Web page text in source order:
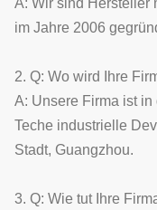
A: Wir sind Hersteller
im Jahre 2006
2. Q: Wo wird Ihre
A: Unsere Firma ist
Teche industrielle
Stadt, Guangzhou.
3. Q: Wie tut Ihre